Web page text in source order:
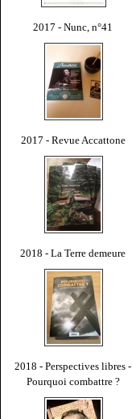
2017 - Nunc, n°41
2017 - Revue Accattone
2018 - La Terre demeure
2018 - Perspectives libres -
Pourquoi combattre ?